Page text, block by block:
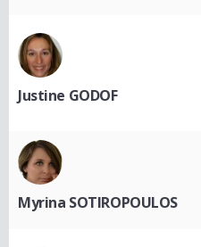
Justine GODOF
Myrina SOTIROPOULOS